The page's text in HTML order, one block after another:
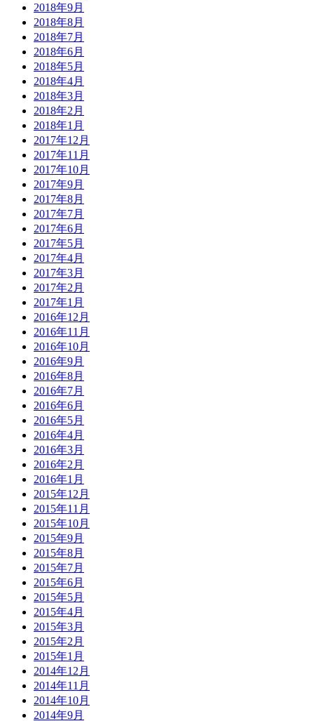
2018年9月
2018年8月
2018年7月
2018年6月
2018年5月
2018年4月
2018年3月
2018年2月
2018年1月
2017年12月
2017年11月
2017年10月
2017年9月
2017年8月
2017年7月
2017年6月
2017年5月
2017年4月
2017年3月
2017年2月
2017年1月
2016年12月
2016年11月
2016年10月
2016年9月
2016年8月
2016年7月
2016年6月
2016年5月
2016年4月
2016年3月
2016年2月
2016年1月
2015年12月
2015年11月
2015年10月
2015年9月
2015年8月
2015年7月
2015年6月
2015年5月
2015年4月
2015年3月
2015年2月
2015年1月
2014年12月
2014年11月
2014年10月
2014年9月